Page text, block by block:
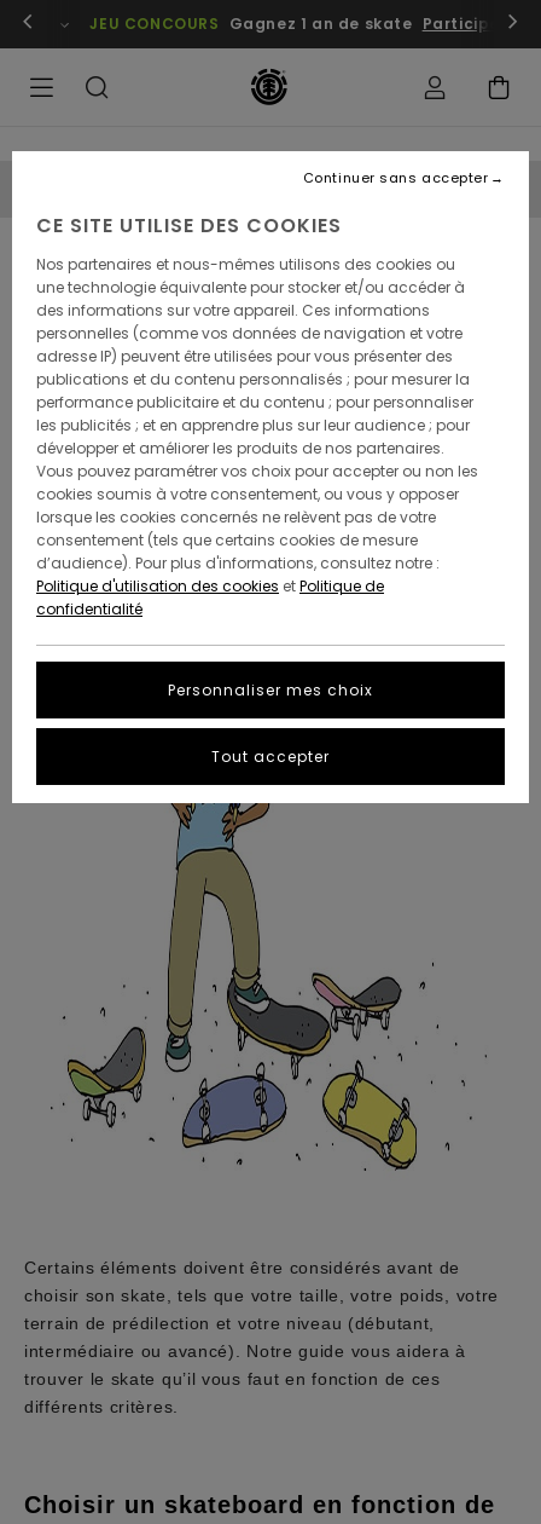
Se connecter / s'inscrire
JEU CONCOURS Gagnez 1 an de skate Participez
Comment choisir un
skateboard – Notre guide
En fonction de son style
En fonction de son niveau de pratique
Skateboard complet ou à monter soi-même ?
Certains éléments doivent être considérés avant de
choisir son skate, tels que votre taille, votre poids, votre
terrain de prédilection et votre niveau (débutant,
intermédiaire ou avancé). Notre guide vous aidera à
trouver le skate qu’il vous faut en fonction de ces
différents critères.
Choisir un skateboard en fonction de
CE SITE UTILISE DES COOKIES
Nos partenaires et nous-mêmes utilisons des cookies ou
une technologie équivalente pour stocker et/ou accéder à
des informations sur votre appareil. Ces informations
personnelles (comme vos données de navigation et votre
adresse IP) peuvent être utilisées pour vous présenter des
publications et du contenu personnalisés ; pour mesurer la
performance publicitaire et du contenu ; pour personnaliser
les publicités ; et en apprendre plus sur leur audience ; pour
développer et améliorer les produits de nos partenaires.
Vous pouvez paramétrer vos choix pour accepter ou non les
cookies soumis à votre consentement, ou vous y opposer
lorsque les cookies concernés ne relèvent pas de votre
consentement (tels que certains cookies de mesure
d’audience). Pour plus d'informations, consultez notre :
Politique d'utilisation des cookies etPolitique de
confidentialité
Personnaliser mes choix
Continuer sans accepter
Tout accepter